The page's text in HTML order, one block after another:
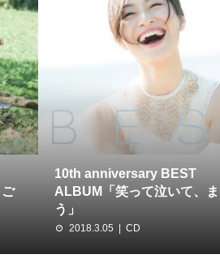
10th anniversary BEST
ALBUM「笑って泣いて、
う」
2018.3.05 CD